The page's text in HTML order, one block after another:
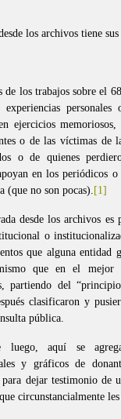
los archivos tiene
de los trabajos sobre el
experiencias personales
ejercicios
o de las víctimas de
o de quienes
en los periódicos o
(que no son pocas). [1]
desde los archivos es
o
que alguna entidad
que en el mejor
partiendo del
clasificaron y
pública.
luego, aquí se
y gráficos de
dejar testimonio de
circunstancialmente